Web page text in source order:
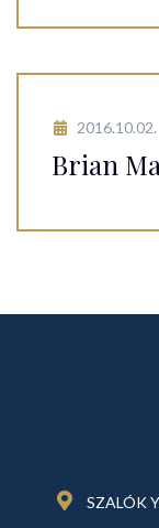
2016.10.02.
Brian
SZALÓK